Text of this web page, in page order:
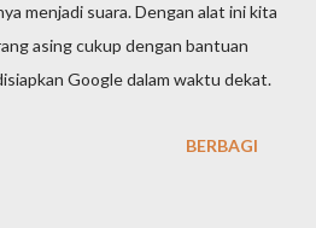
menjadi suara. Dengan alat ini kita
asing cukup dengan bantuan
Google dalam waktu dekat.
BERBAGI